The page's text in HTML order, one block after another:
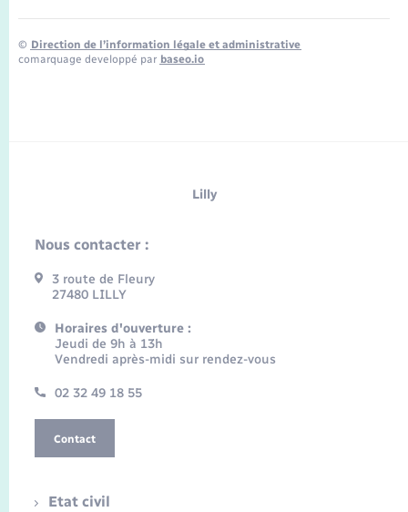
© Direction de l’information légale et administrative
comarquage developpé par baseo.io
Lilly
Nous contacter :
3 route de Fleury
27480 LILLY
Horaires d'ouverture :
Jeudi de 9h à 13h
Vendredi après-midi sur rendez-vous
02 32 49 18 55
Contact
Etat civil